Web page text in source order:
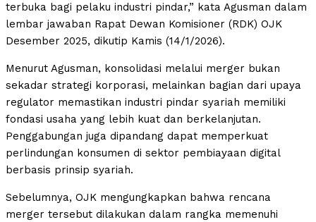
terbuka bagi pelaku industri pindar,” kata Agusman dalam
lembar jawaban Rapat Dewan Komisioner (RDK) OJK
Desember 2025, dikutip Kamis (14/1/2026).
Menurut Agusman, konsolidasi melalui merger bukan
sekadar strategi korporasi, melainkan bagian dari upaya
regulator memastikan industri pindar syariah memiliki
fondasi usaha yang lebih kuat dan berkelanjutan.
Penggabungan juga dipandang dapat memperkuat
perlindungan konsumen di sektor pembiayaan digital
berbasis prinsip syariah.
Sebelumnya, OJK mengungkapkan bahwa rencana
merger tersebut dilakukan dalam rangka memenuhi